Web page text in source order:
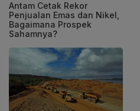
Antam Cetak Rekor
Penjualan Emas dan Nikel,
Bagaimana Prospek
Sahamnya?